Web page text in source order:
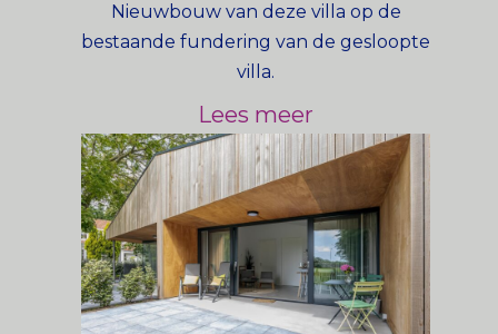
Nieuwbouw van deze villa op de
bestaande fundering van de gesloopte
villa.
Lees meer